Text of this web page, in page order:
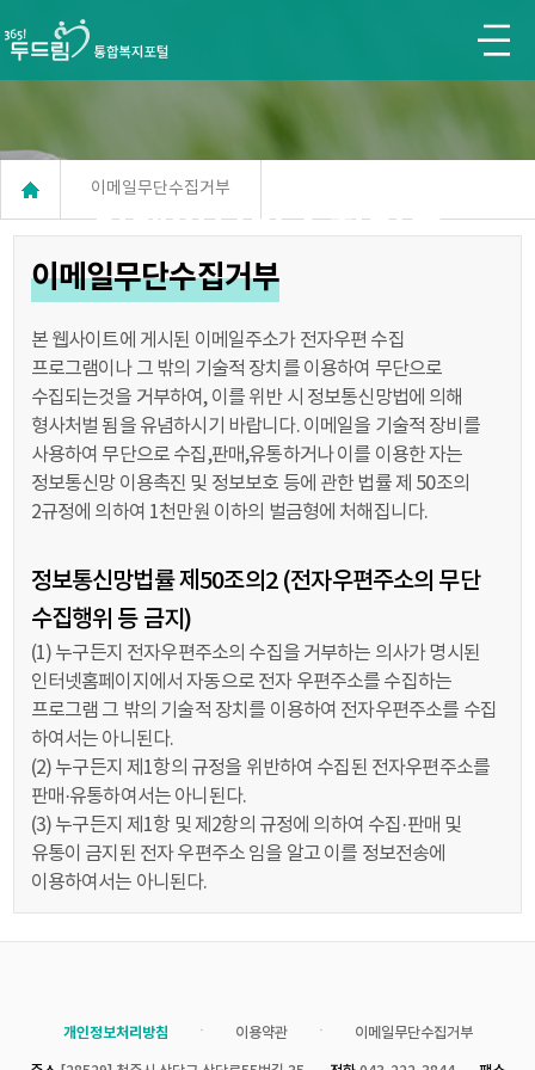
이메일무단수집거부
이메일무단수집거부
이메일무단수집거부
본 웹사이트에 게시된 이메일주소가 전자우편 수집
프로그램이나 그 밖의 기술적 장치를 이용하여 무단으로
수집되는것을 거부하여, 이를 위반 시 정보통신망법에 의해
형사처벌 됨을 유념하시기 바랍니다. 이메일을 기술적 장비를
사용하여 무단으로 수집,판매,유통하거나 이를 이용한 자는
정보통신망 이용촉진 및 정보보호 등에 관한 법률 제 50조의
2규정에 의하여 1천만원 이하의 벌금형에 처해집니다.
정보통신망법률 제50조의2 (전자우편주소의 무단
수집행위 등 금지)
(1) 누구든지 전자우편주소의 수집을 거부하는 의사가 명시된
인터넷홈페이지에서 자동으로 전자 우편주소를 수집하는
프로그램 그 밖의 기술적 장치를 이용하여 전자우편주소를 수집
하여서는 아니된다.
(2) 누구든지 제1항의 규정을 위반하여 수집된 전자우편주소를
판매·유통하여서는 아니된다.
(3) 누구든지 제1항 및 제2항의 규정에 의하여 수집·판매 및
유통이 금지된 전자 우편주소 임을 알고 이를 정보전송에
이용하여서는 아니된다.
개인정보처리방침 ㆍ 이용약관 ㆍ 이메일무단수집거부